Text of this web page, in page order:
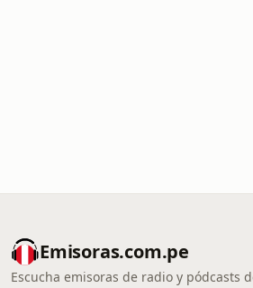
Emisoras.com.pe
Escucha emisoras de radio y pódcasts